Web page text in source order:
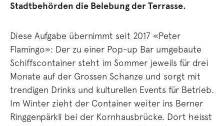
Stadtbehörden die Belebung der Terrasse.
Diese Aufgabe übernimmt seit 2017 «Peter
Flamingo»: Der zu einer Pop-up Bar umgebaute
Schiffscontainer steht im Sommer jeweils für drei
Monate auf der Grossen Schanze und sorgt mit
trendigen Drinks und kulturellen Events für Betrieb.
Im Winter zieht der Container weiter ins Berner
Ringgenpärkli bei der Kornhausbrücke. Dort heisst